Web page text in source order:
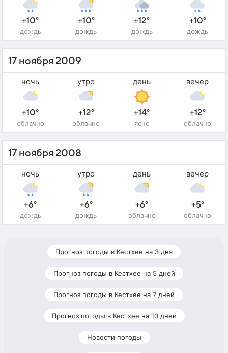
+10°
дождь
+10°
дождь
+12°
дождь
+10°
дождь
17 ноября 2009
ночь
+10°
облачно
утро
+12°
облачно
день
+14°
ясно
вечер
+12°
облачно
17 ноября 2008
ночь
+6°
дождь
утро
+6°
дождь
день
+6°
облачно
вечер
+5°
облачно
Прогноз погоды в Кестхее на 3 дня
Прогноз погоды в Кестхее на 5 дней
Прогноз погоды в Кестхее на 7 дней
Прогноз погоды в Кестхее на 10 дней
Новости погоды